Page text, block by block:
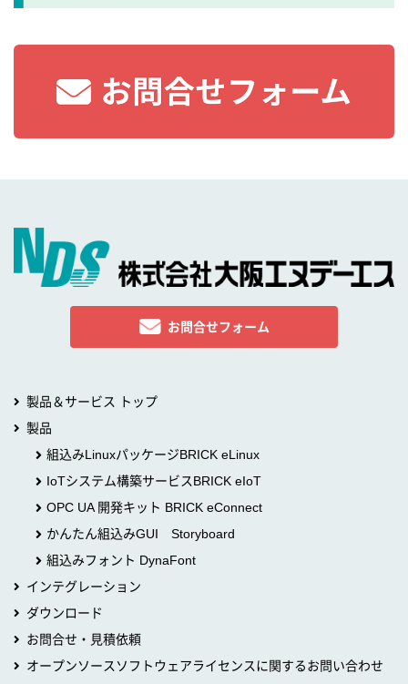
お問合せフォーム
製品＆サービス トップ
製品
組込みLinuxパッケージBRICK eLinux
IoTシステム構築サービスBRICK eIoT
OPC UA 開発キット BRICK eConnect
かんたん組込みGUI Storyboard
組込みフォント DynaFont
インテグレーション
ダウンロード
お問合せ・見積依頼
オープンソースソフトウェアライセンスに関するお問い合わせ